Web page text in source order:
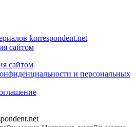
korrespondent.net
сайтом
сайтом
и персональных